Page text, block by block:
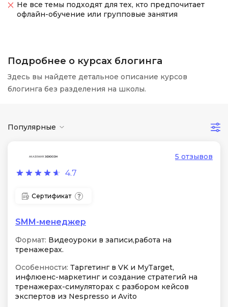
Не все темы подходят для тех, кто предпочитает
офлайн-обучение или групповые занятия
Подробнее о курсах блогинга
Здесь вы найдете детальное описание курсов
блогинга без разделения на школы.
Популярные
4.7
5 отзывов
Сертификат
SMM-менеджер
Формат: Видеоуроки в записи,работа на
тренажерах.
Особенности: Таргетинг в VK и MyTarget,
инфлюенс-маркетинг и создание стратегий на
тренажерах-симуляторах с разбором кейсов
экспертов из Nespresso и Avito